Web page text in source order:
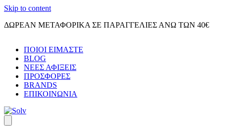
Skip to content
ΔΩΡΕΑΝ ΜΕΤΑΦΟΡΙΚΑ ΣΕ ΠΑΡΑΓΓΕΛΙΕΣ ΑΝΩ ΤΩΝ 40€
ΠΟΙΟΙ ΕΙΜΑΣΤΕ
BLOG
ΝΕΕΣ ΑΦΙΞΕΙΣ
ΠΡΟΣΦΟΡΕΣ
BRANDS
ΕΠΙΚΟΙΝΩΝΙΑ